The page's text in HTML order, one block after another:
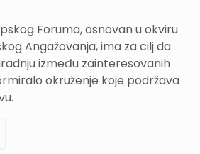
Foruma, osnovan u okviru
Angažovanja, ima za cilj da
između zainteresovanih
okruženje koje podržava